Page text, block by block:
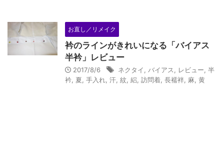
お直し／リメイク
衿のラインがきれいになる「バイアス
半衿」レビュー
2017/8/6 ネクタイ バイアス レビュー 半
衿 夏 手入れ 汗 紋 絽 訪問着 長襦袢 麻 黄